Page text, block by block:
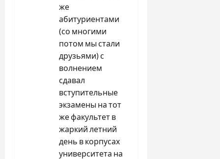
же
абитуриентами
(со многими
потом мы стали
друзьями) с
волнением
сдавал
вступительные
экзамены на тот
же факультет в
жаркий летний
день в корпусах
университета на